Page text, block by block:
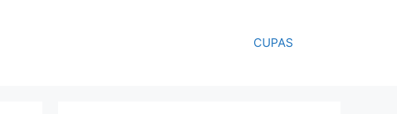
CUPAS